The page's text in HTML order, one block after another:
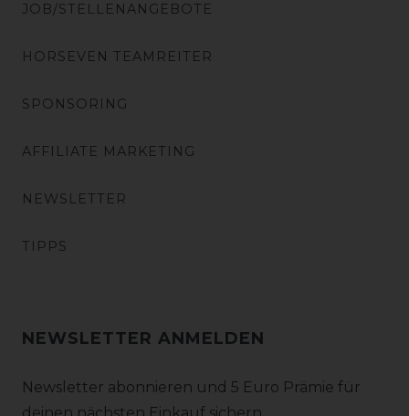
JOB/STELLENANGEBOTE
HORSEVEN TEAMREITER
SPONSORING
AFFILIATE MARKETING
NEWSLETTER
TIPPS
NEWSLETTER ANMELDEN
Newsletter abonnieren und 5 Euro Prämie für